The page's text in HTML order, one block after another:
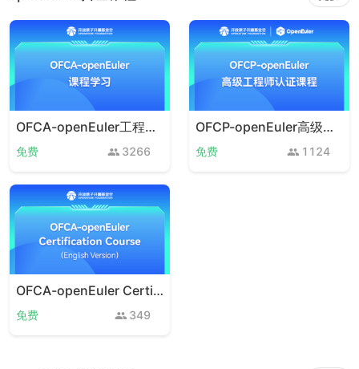
OFCA-openEuler工程师认证课程
免费 3266
OFCP-openEuler高级工程师认证课程
免费 1124
OFCA-openEuler Certification Course(English Version)
免费 349